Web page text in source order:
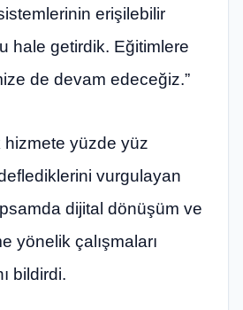
erişilebilir
hale getirdik. Eğitimlere
de devam edeceğiz.”
hizmete yüzde yüz
vurgulayan
dijital dönüşüm ve
yönelik çalışmaları
bildirdi.